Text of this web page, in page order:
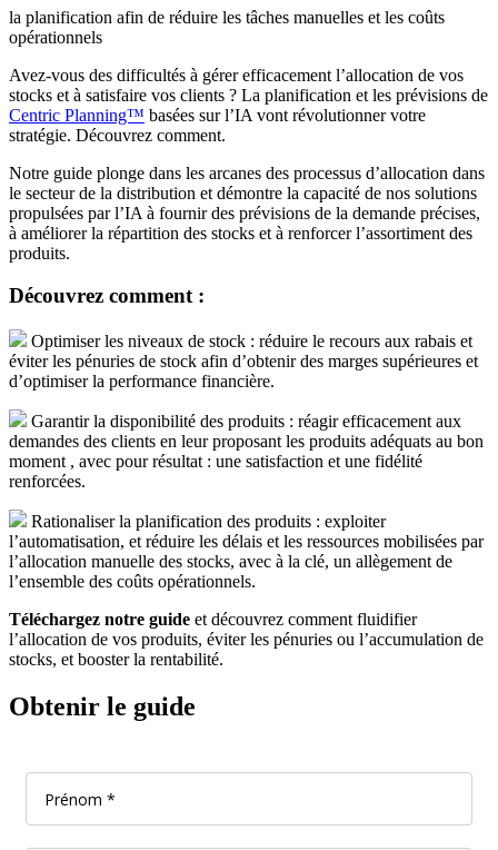
la planification afin de réduire les tâches manuelles et les coûts
opérationnels
Avez-vous des difficultés à gérer efficacement l’allocation de vos
stocks et à satisfaire vos clients ? La planification et les prévisions de
Centric Planning™ basées sur l’IA vont révolutionner votre
stratégie. Découvrez comment.
Notre guide plonge dans les arcanes des processus d’allocation dans
le secteur de la distribution et démontre la capacité de nos solutions
propulsées par l’IA à fournir des prévisions de la demande précises,
à améliorer la répartition des stocks et à renforcer l’assortiment des
produits.
Découvrez comment :
Optimiser les niveaux de stock : réduire le recours aux rabais et
éviter les pénuries de stock afin d’obtenir des marges supérieures et
d’optimiser la performance financière.
Garantir la disponibilité des produits : réagir efficacement aux
demandes des clients en leur proposant les produits adéquats au bon
moment , avec pour résultat : une satisfaction et une fidélité
renforcées.
Rationaliser la planification des produits : exploiter
l’automatisation, et réduire les délais et les ressources mobilisées par
l’allocation manuelle des stocks, avec à la clé, un allègement de
l’ensemble des coûts opérationnels.
Téléchargez notre guide et découvrez comment fluidifier
l’allocation de vos produits, éviter les pénuries ou l’accumulation de
stocks, et booster la rentabilité.
Obtenir le guide